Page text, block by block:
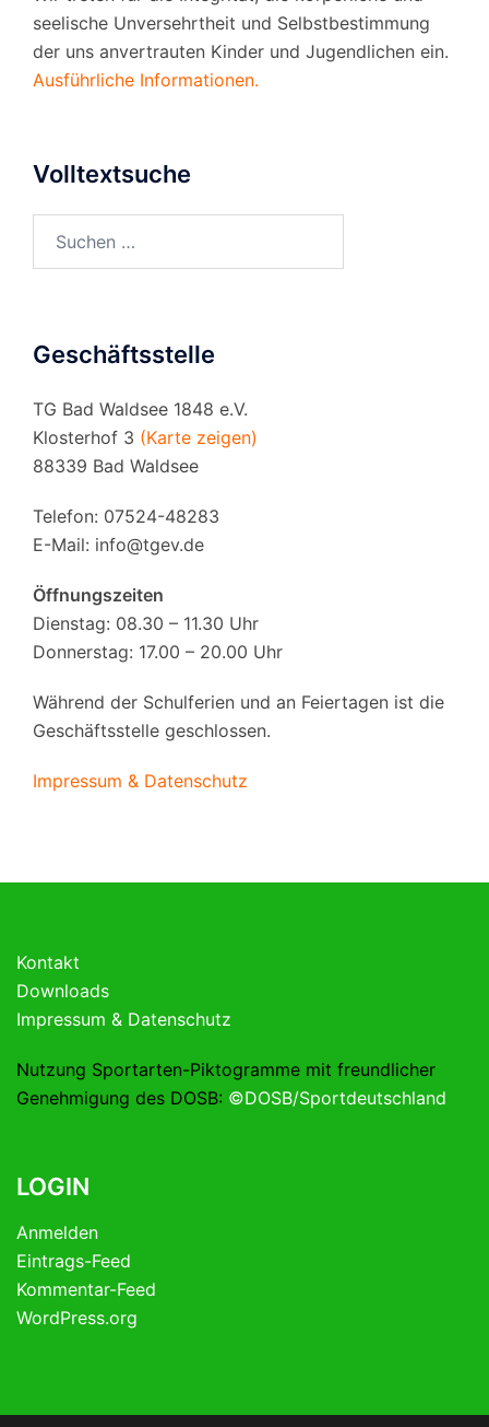
seelische Unversehrtheit und Selbstbestimmung
der uns anvertrauten Kinder und Jugendlichen ein.
Ausführliche Informationen.
Volltextsuche
nach:
Geschäftsstelle
TG Bad Waldsee 1848 e.V.
Klosterhof 3 (Karte zeigen)
88339 Bad Waldsee
Telefon: 07524-48283
E-Mail: info@tgev.de
Öffnungszeiten
Dienstag: 08.30 – 11.30 Uhr
Donnerstag: 17.00 – 20.00 Uhr
Während der Schulferien und an Feiertagen ist die
Geschäftsstelle geschlossen.
Impressum & Datenschutz
Kontakt
Downloads
Impressum & Datenschutz
Nutzung Sportarten-Piktogramme mit freundlicher
Genehmigung des DOSB: ©DOSB/Sportdeutschland
LOGIN
Anmelden
Eintrags-Feed
Kommentar-Feed
WordPress.org